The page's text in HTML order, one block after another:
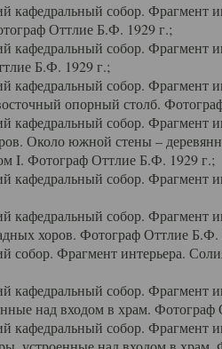
собор. Фрагмент
Оттлие Б.Ф. 1929 г.;
собор. Фрагмент
Б.Ф. 1929 г.;
собор. Фрагмент
опорный столб.
собор. Фрагмент
Около южной стены –
I. Фотограф Оттлие Б.Ф. 1929 г.;
собор. Фрагмент
собор. Фрагмент
хоров. Фотограф Оттлие Б.Ф.
Фрагмент интерьера.
собор. Фрагмент
над входом в храм.
собор. Фрагмент